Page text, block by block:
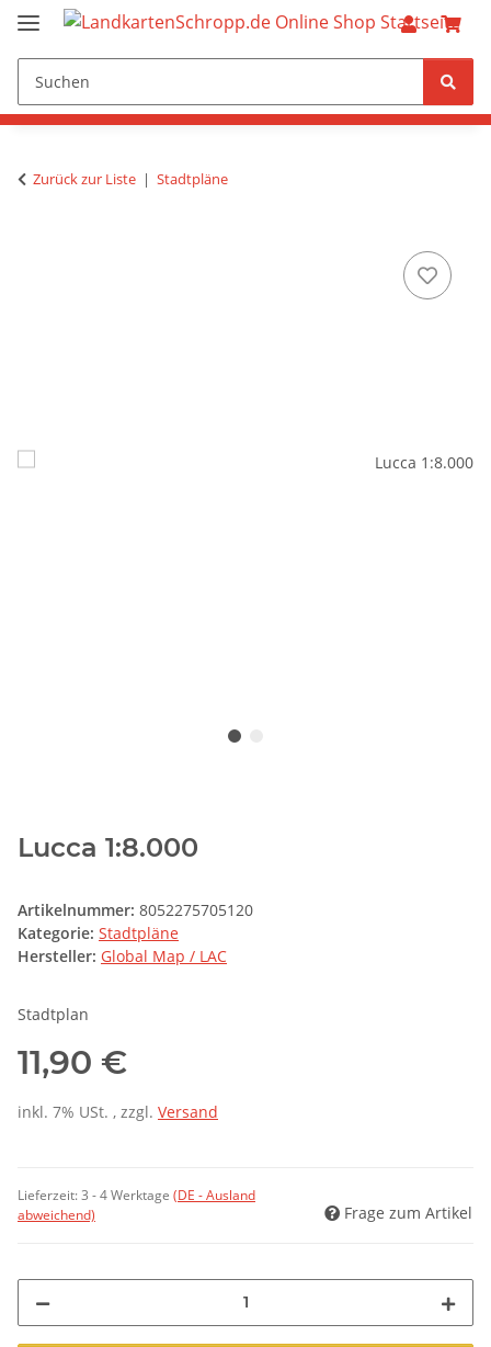
Zurück zur Liste Stadtpläne
Lucca 1:8.000
Artikelnummer: 8052275705120
Kategorie: Stadtpläne
Hersteller: Global Map / LAC
Stadtplan
11,90 €
inkl. 7% USt. , zzgl. Versand
Lieferzeit:3 - 4 Werktage (DE - Ausland
abweichend)
Frage zum Artikel